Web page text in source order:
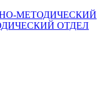
МЕТОДИЧЕСКИЙ
ОТДЕЛ